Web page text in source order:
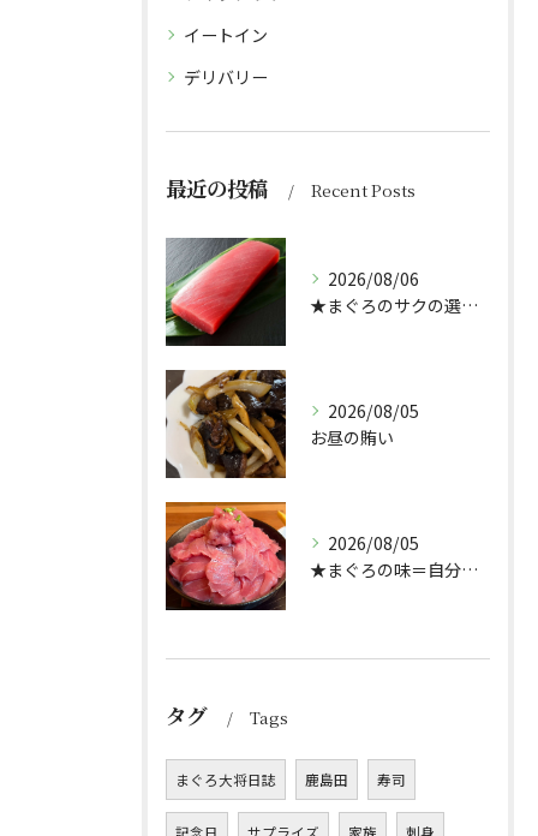
イートイン
デリバリー
最近の投稿 Recent Posts
2026/08/06
★まぐろのサクの選び方★（どんぶり屋まぐろ大将）
2026/08/05
お昼の賄い
2026/08/05
★まぐろの味＝自分好み？★
タグ Tags
まぐろ大将日誌 鹿島田 寿司